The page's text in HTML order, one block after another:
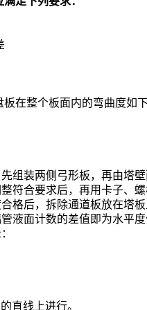
在整个板面内的弯曲度如下
组装两侧弓形板，再由塔
符合要求后，再用卡子、螺
格后，拆除通道板放在塔板
液面计数的差值即为水平度
直线上进行。